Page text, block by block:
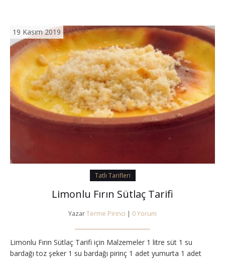
19 Kasım 2019
Tatlı Tarifleri
Limonlu Fırın Sütlaç Tarifi
YazarTerme Pirinci | 0 Yorum
Limonlu Fırın Sütlaç Tarifi için Malzemeler 1 litre süt 1 su
bardağı toz şeker 1 su bardağı pirinç 1 adet yumurta 1 adet